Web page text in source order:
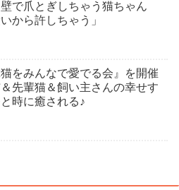
で爪とぎしちゃう猫ちゃん
いから許しちゃう」
猫をみんなで愛でる会』を開催
先輩猫＆飼い主さんの幸せす
時に癒される♪